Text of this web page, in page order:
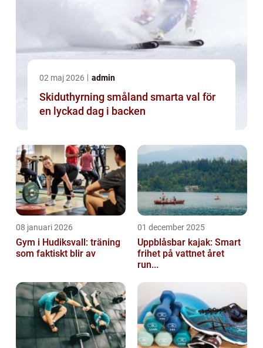
02 maj 2026 admin
Skiduthyrning småland smarta val för
en lyckad dag i backen
08 januari 2026
Gym i Hudiksvall: träning
som faktiskt blir av
01 december 2025
Uppblåsbar kajak: Smart
frihet på vattnet året
run...